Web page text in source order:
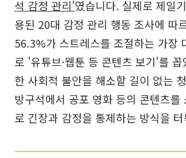
석 감정 관리'였습니다. 실제로 제일
용된 20대 감정 관리 행동 조사에 따
56.3%가 스트레스를 조절하는 가장
로 '유튜브·웹툰 등 콘텐츠 보기'를
한 사회적 불안을 해소할 길이 없는
방구석에서 공포 영화 등의 콘텐츠를
로 긴장과 감정을 통제하는 방식을